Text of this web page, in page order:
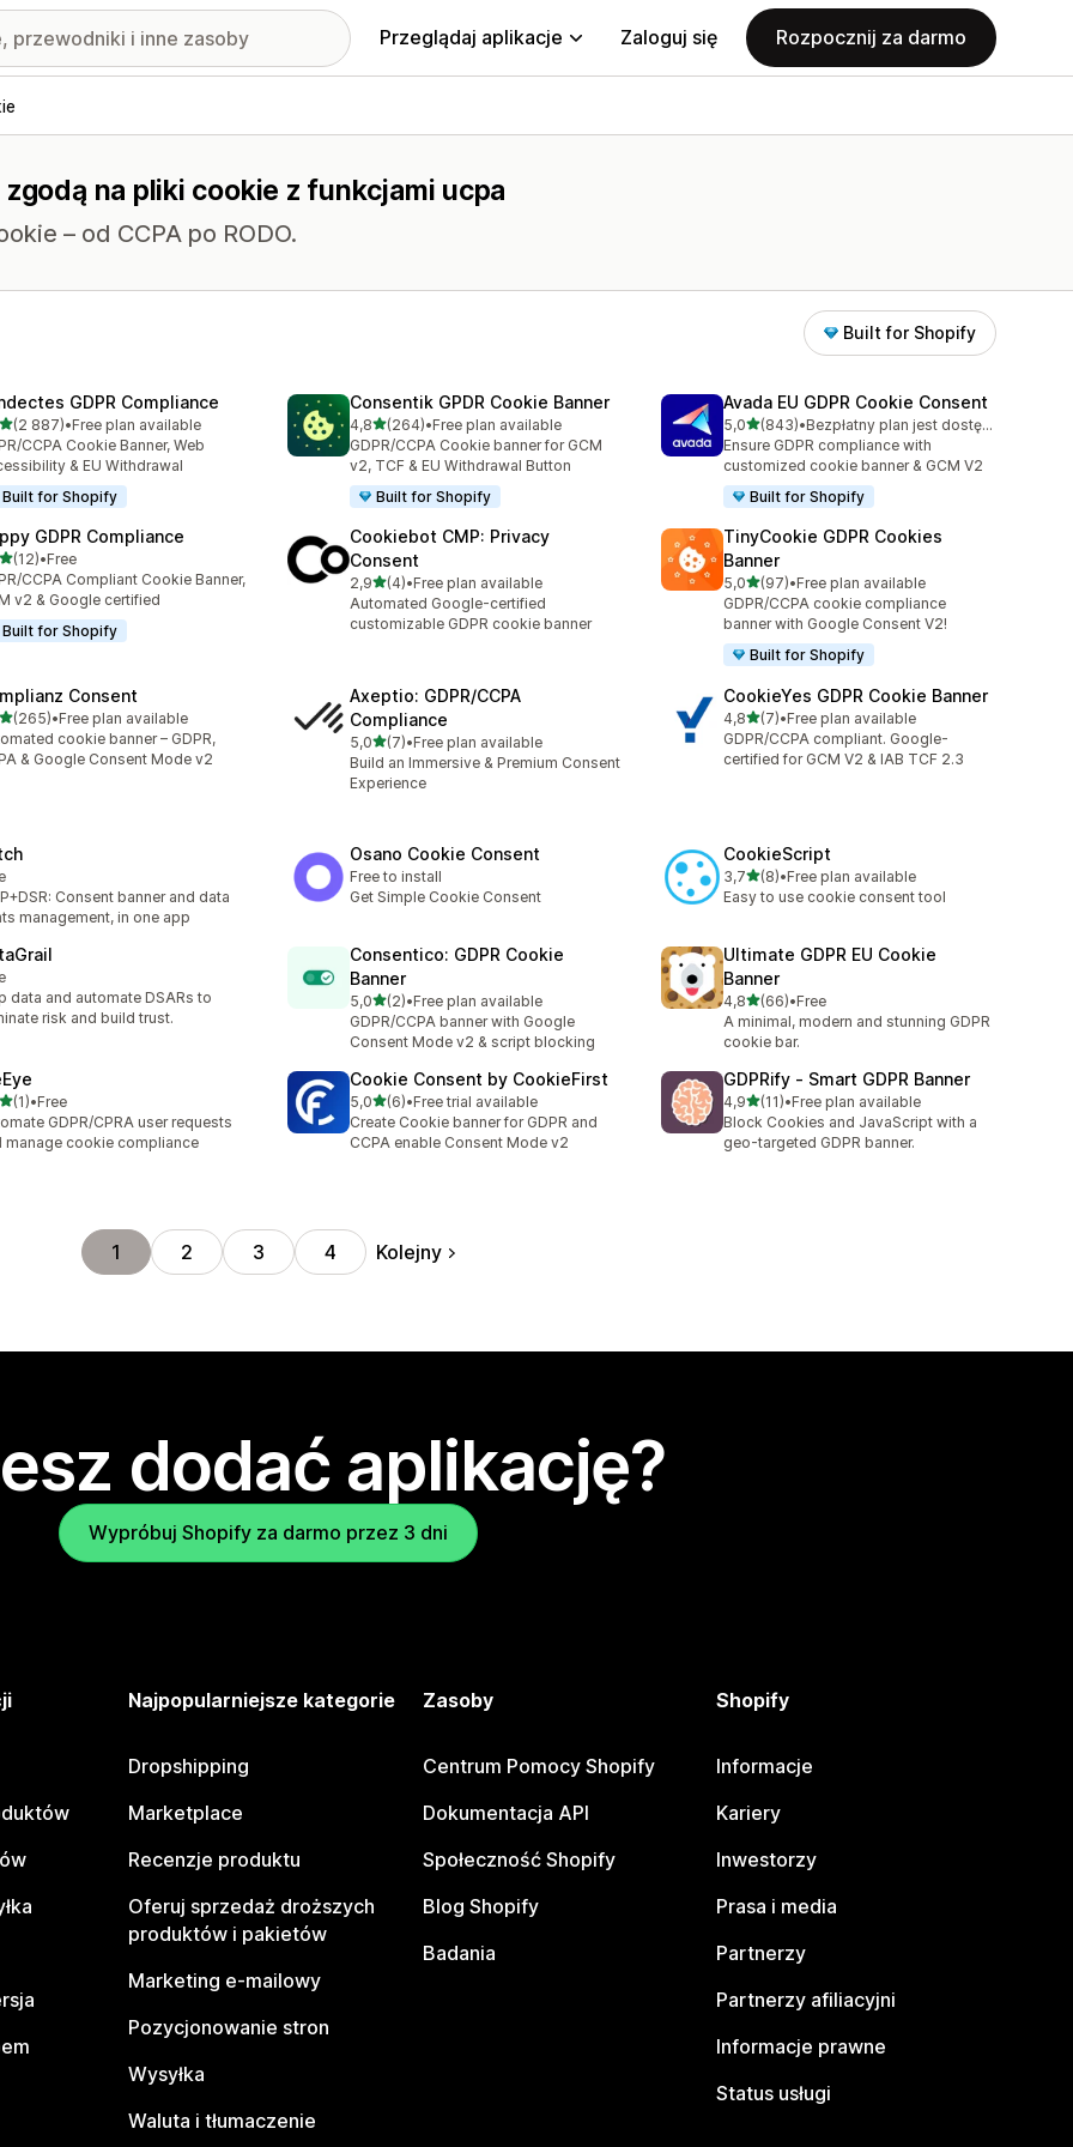
Przeglądaj aplikacje Zaloguj się Rozpocznij za darmo
na pliki cookie z funkcjami ucpa
– od CCPA po RODO.
Built for Shopify
GDPR Compliance
na 5 gwiazdek
(2 887)
liczba recenzji: 2887
•Free plan available
CCPA Cookie Banner, Web
& EU Withdrawal
Built for Shopify
Consentik GPDR Cookie Banner
4,8na 5 gwiazdek
(264)
Łączna liczba recenzji: 264
•Free plan available
GDPR/CCPA Cookie banner for GCM
v2, TCF & EU Withdrawal Button
Built for Shopify
Avada EU GDPR Cookie Consent
5,0na 5 gwiazdek
(843)
Łączna liczba recenzji: 843
•
Bezpłatny plan jest dostępny
Ensure GDPR compliance with
customized cookie banner & GCM V2
Built for Shopify
GDPR Compliance
na 5 gwiazdek
(12)liczba recenzji: 12
•Free
CCPA Compliant Cookie Banner,
v2 & Google certified
Built for Shopify
Cookiebot CMP: Privacy
Consent
2,9na 5 gwiazdek
(4)
Łączna liczba recenzji: 4
•Free plan available
Automated Google-certified
customizable GDPR cookie banner
TinyCookie GDPR Cookies
Banner
5,0na 5 gwiazdek
(97)
Łączna liczba recenzji: 97
•Free plan available
GDPR/CCPA cookie compliance
banner with Google Consent V2!
Built for Shopify
Consent
5 gwiazdek
(265)liczba recenzji: 265
•Free plan available
cookie banner – GDPR,
& Google Consent Mode v2
Axeptio: GDPR/CCPA
Compliance
5,0na 5 gwiazdek
(7)
Łączna liczba recenzji: 7
•Free plan available
Build an Immersive & Premium Consent
Experience
CookieYes GDPR Cookie Banner
4,8na 5 gwiazdek
(7)
Łączna liczba recenzji: 7
•Free plan available
GDPR/CCPA compliant. Google-
certified for GCM V2 & IAB TCF 2.3
Consent banner and data
management, in one app
Osano Cookie Consent
Free to install
Get Simple Cookie Consent
CookieScript
3,7na 5 gwiazdek
(8)
Łączna liczba recenzji: 8
•Free plan available
Easy to use cookie consent tool
data and automate DSARs to
risk and build trust.
Consentico: GDPR Cookie
Banner
5,0na 5 gwiazdek
(2)
Łączna liczba recenzji: 2
•Free plan available
GDPR/CCPA banner with Google
Consent Mode v2 & script blocking
Ultimate GDPR EU Cookie
Banner
4,8na 5 gwiazdek
(66)
Łączna liczba recenzji: 66
•Free
A minimal, modern and stunning GDPR
cookie bar.
na 5 gwiazdek
(1)liczba recenzji: 1
•Free
GDPR/CPRA user requests
manage cookie compliance
Cookie Consent by CookieFirst
5,0na 5 gwiazdek
(6)
Łączna liczba recenzji: 6
•Free trial available
Create Cookie banner for GDPR and
CCPA enable Consent Mode v2
GDPRify ‑ Smart GDPR Banner
4,9na 5 gwiazdek
(11)
Łączna liczba recenzji: 11
•Free plan available
Block Cookies and JavaScript with a
geo-targeted GDPR banner.
1 2 3 4 Kolejny
dodać aplikację?
Wypróbuj Shopify za darmo przez 3 dni
Najpopularniejsze kategorie
Dropshipping
Marketplace
Recenzje produktu
Oferuj sprzedaż droższych
produktów i pakietów
Marketing e-mailowy
Pozycjonowanie stron
Wysyłka
Waluta i tłumaczenie
Zasoby
Centrum Pomocy Shopify
Dokumentacja API
Społeczność Shopify
Blog Shopify
Badania
Shopify
Informacje
Kariery
Inwestorzy
Prasa i media
Partnerzy
Partnerzy afiliacyjni
Informacje prawne
Status usługi